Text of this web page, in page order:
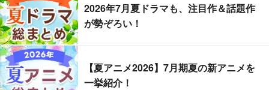
2026年7月夏ドラマも、注目作＆話題作
が勢ぞろい！
【夏アニメ2026】7月期夏の新アニメを
一挙紹介！